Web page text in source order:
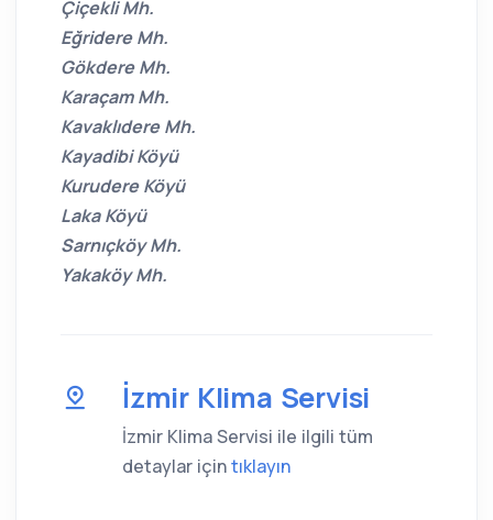
Çiçekli Mh.
Eğridere Mh.
Gökdere Mh.
Karaçam Mh.
Kavaklıdere Mh.
Kayadibi Köyü
Kurudere Köyü
Laka Köyü
Sarnıçköy Mh.
Yakaköy Mh.
İzmir Klima Servisi
İzmir Klima Servisi ile ilgili tüm
detaylar içintıklayın